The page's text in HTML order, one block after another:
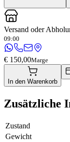
Versand oder
09:00
€ 150,00Marge
In den Warenkorb
Zusätzliche
Zustand
Gewicht